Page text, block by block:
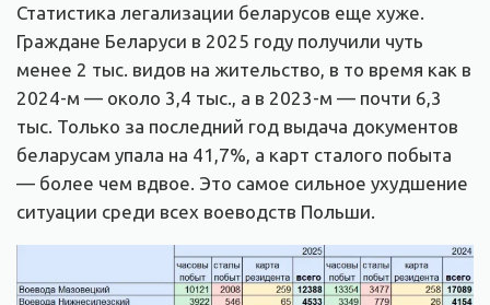
Статистика легализации беларусов еще хуже.
Граждане Беларуси в 2025 году получили чуть
менее 2 тыс. видов на жительство, в то время как в
2024-м — около 3,4 тыс., а в 2023-м — почти 6,3
тыс. Только за последний год выдача документов
беларусам упала на 41,7%, а карт сталого побыта
— более чем вдвое. Это самое сильное ухудшение
ситуации среди всех воеводств Польши.